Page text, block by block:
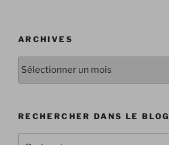
ARCHIVES
Archives
RECHERCHER DANS LE BLOG